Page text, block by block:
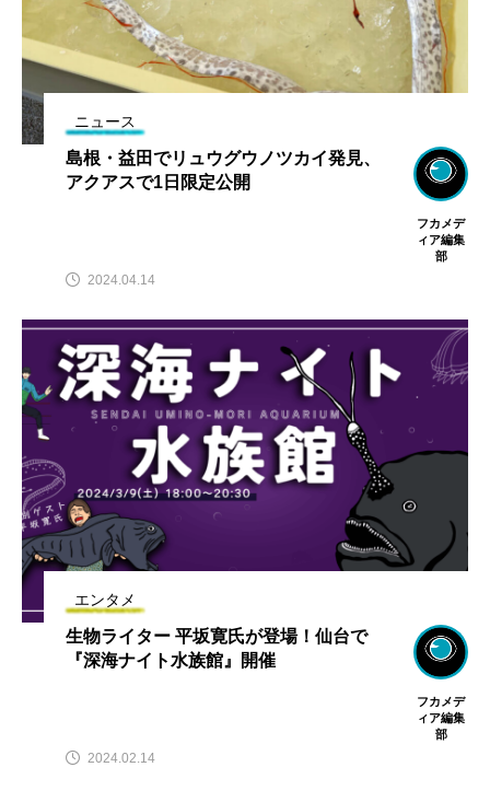
ニュース
島根・益田でリュウグウノツカイ発見、
アクアスで1日限定公開
フカメデ
ィア編集
部
2024.04.14
エンタメ
生物ライター 平坂寛氏が登場！仙台で
『深海ナイト水族館』開催
フカメデ
ィア編集
部
2024.02.14